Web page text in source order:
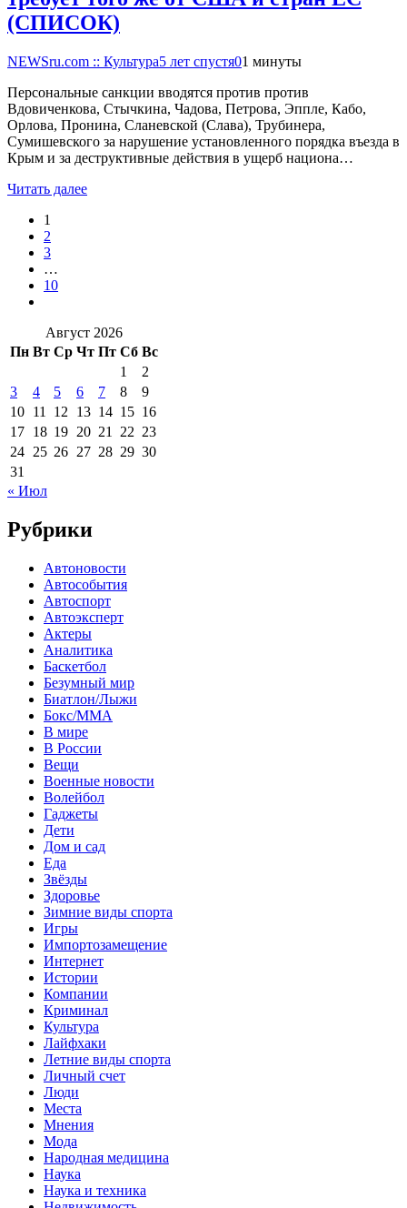
(СПИСОК)
NEWSru.com :: Культура5 лет спустя01 минуты
Персональные санкции вводятся против против
Вдовиченкова, Стычкина, Чадова, Петрова, Эппле, Кабо,
Орлова, Пронина, Сланевской (Слава), Трубинера,
Сумишевского за нарушение установленного порядка въезда в
Крым и за деструктивные действия в ущерб национа…
Читать далее
1
2
3
…
10
Август 2026
Пн Вт Ср Чт Пт Сб Вс
1
2
3
4 5 6 7 8
9
10 11 12 13 14 15 16
17 18 19 20 21 22 23
24 25 26 27 28 29 30
31
« Июл
Рубрики
Автоновости
Автособытия
Автоспорт
Автоэксперт
Актеры
Аналитика
Баскетбол
Безумный мир
Биатлон/Лыжи
Бокс/MMA
В мире
В России
Вещи
Военные новости
Волейбол
Гаджеты
Дети
Дом и сад
Еда
Звёзды
Здоровье
Зимние виды спорта
Игры
Импортозамещение
Интернет
Истории
Компании
Криминал
Культура
Лайфхаки
Летние виды спорта
Личный счет
Люди
Места
Мнения
Мода
Народная медицина
Наука
Наука и техника